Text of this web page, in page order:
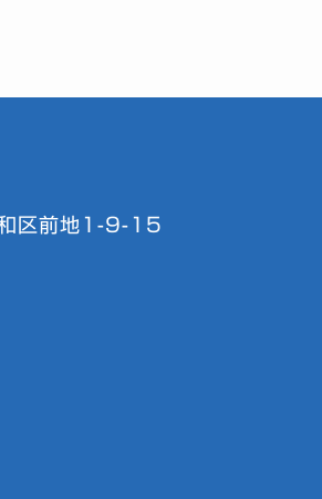
和区前地1-9-15